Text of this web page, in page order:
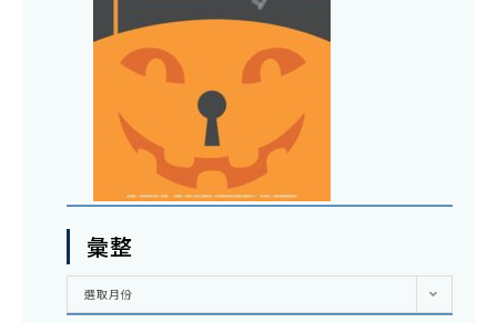
彙整
彙
選取月份